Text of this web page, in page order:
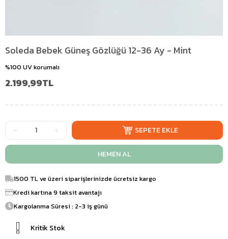
Soleda Bebek Güneş Gözlüğü 12-36 Ay - Mint
%100 UV korumalı
2.199,99TL
1500 TL ve üzeri siparişlerinizde ücretsiz kargo
Kredi kartına 9 taksit avantajı
Kargolanma Süresi : 2-3 iş günü
Kritik Stok